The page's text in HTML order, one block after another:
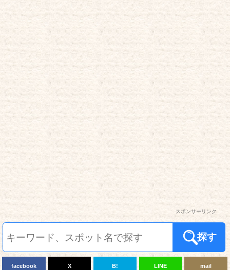
スポンサーリンク
探す
facebook X B! LINE mail